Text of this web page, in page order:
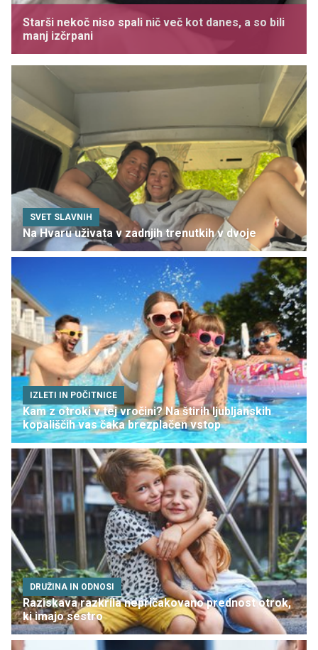
Starši nekoč niso spali nič več kot danes, a so bili
manj izčrpani
SVET SLAVNIH
Na Hvaru uživata v zadnjih trenutkih v dvoje
IZLETI IN POČITNICE
Kam z otroki v tej vročini? Na štirih ljubljanskih
kopališčih vas čaka brezplačen vstop
DRUŽINA IN ODNOSI
Raziskava razkrila nepričakovano prednost otrok,
ki imajo sestro